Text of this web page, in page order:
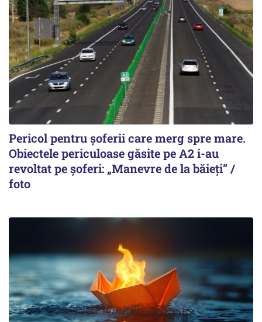
Pericol pentru șoferii care merg spre mare.
Obiectele periculoase găsite pe A2 i-au
revoltat pe șoferi: „Manevre de la băieți” /
foto